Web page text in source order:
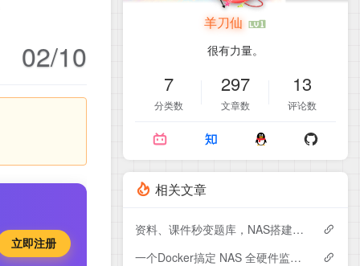
02/10
立即注册
羊刀仙
很有力量。
7
分类数
297
文章数
13
评论数
相关文章
资料、课件秒变题库，NAS搭建专属AI刷题系统Exameow
一个Docker搞定 NAS 全硬件监控：CPU、硬盘、显卡专业监控大屏～